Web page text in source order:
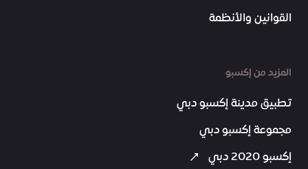
القوانين والأنظمة
المزيد من إكسبو
تطبيق مدينة إكسبو دبي
مجموعة إكسبو دبي
إكسبو 2020 دبي